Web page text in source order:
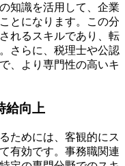
知識を活用して、企業
とになります。この分
れるスキルであり、転
さらに、税理士や公認
、より専門性の高いキ
給向上
ためには、客観的にス
有効です。事務職関連